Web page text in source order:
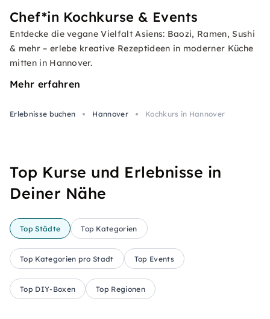
Chef*in Kochkurse & Events
Entdecke die vegane Vielfalt Asiens: Baozi, Ramen, Sushi
& mehr – erlebe kreative Rezeptideen in moderner Küche
mitten in Hannover.
Mehr erfahren
Erlebnisse buchen Hannover Kochkurs in Hannover
Top Kurse und Erlebnisse in
Deiner Nähe
Top Städte Top Kategorien
Top Kategorien pro Stadt Top Events
Top DIY-Boxen Top Regionen